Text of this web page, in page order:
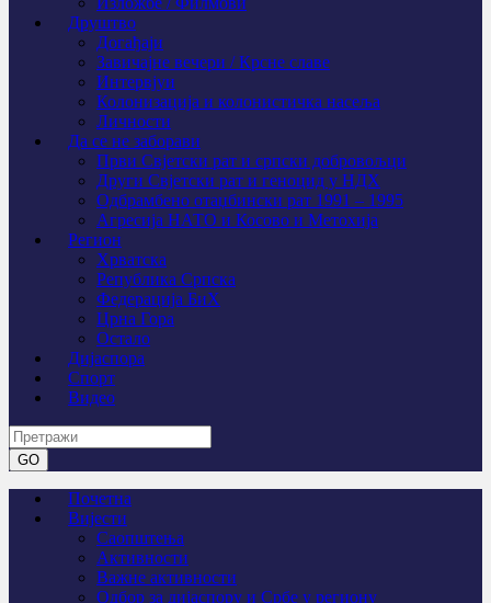
Друштво
Догађаји
Завичајне вечери / Крсне славе
Интервјуи
Колонизација и колонистичка насеља
Личности
Да се не заборави
Први Свјeтски рат и српски добровољци
Други Свјетски рат и геноцид у НДХ
Одбрамбено отаџбински рат 1991 – 1995
Агресија НАТО и Косово и Метохија
Регион
Хрватска
Република Српска
Федерација БиХ
Црна Гора
Остало
Дијаспора
Спорт
Видео
Почетна
Вијести
Саопштења
Активности
Важне активности
Одбор за дијаспору и Србе у региону